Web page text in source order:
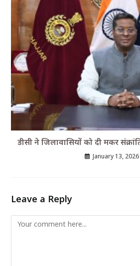
डीसी ने जिलावासियों को दी मकर
January 13, 2026
Leave a Reply